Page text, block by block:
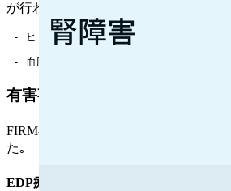
が行われ､ 臨床所見に基づいて用量調
- ヒドロコルチゾン 50mg/日 (20-20-
- 血圧､ 血清カリウム､ 血漿レニン活性に応
有害事象発現時の減量･休薬･中
FIRM-ACT試験²⁾では､ 以下の基準に
た｡
EDP療法